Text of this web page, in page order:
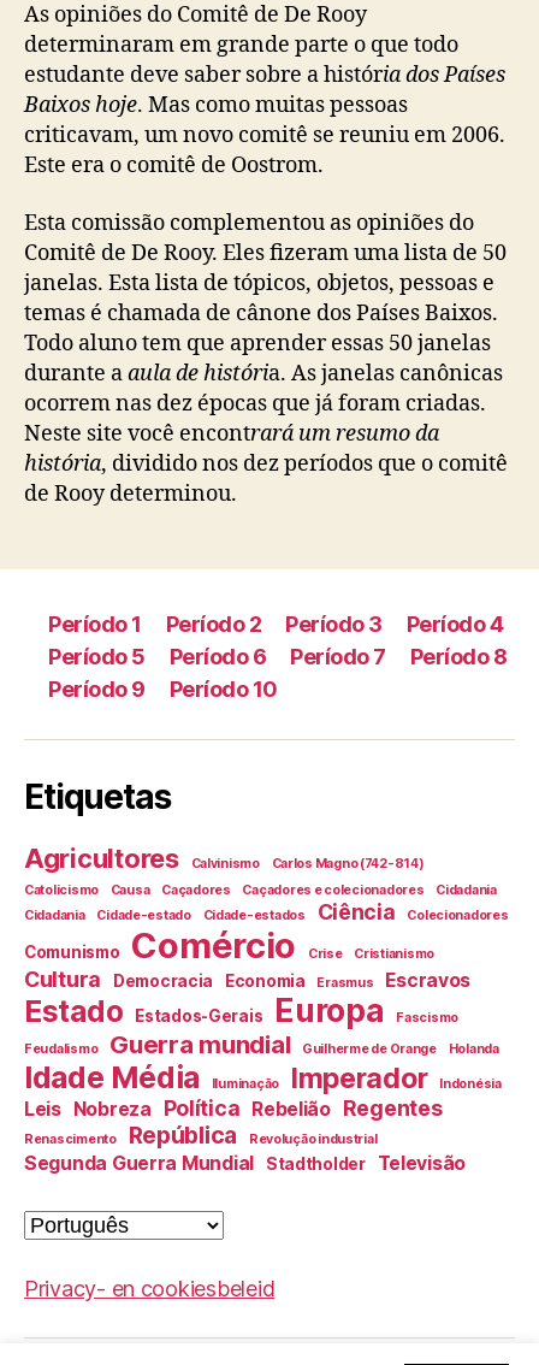
As opiniões do Comitê de De Rooy
determinaram em grande parte o que todo
estudante deve saber sobre a história dos Países
Baixos hoje. Mas como muitas pessoas
criticavam, um novo comitê se reuniu em 2006.
Este era o comitê de Oostrom.
Esta comissão complementou as opiniões do
Comitê de De Rooy. Eles fizeram uma lista de 50
janelas. Esta lista de tópicos, objetos, pessoas e
temas é chamada de cânone dos Países Baixos.
Todo aluno tem que aprender essas 50 janelas
durante aaula de história. As janelas canônicas
ocorrem nas dez épocas que já foram criadas.
Neste site você encontrará um resumo da
história, dividido nos dez períodos que o comitê
de Rooy determinou.
Período 1 Período 2 Período 3
Período 4
Período 5
Período 6 Período 7
Período 8
Período 9
Período 10
Etiquetas
Agricultores Calvinismo
Carlos Magno (742-814)
Catolicismo
Causa Caçadores Caçadores e colecionadores
Cidadania
Cidadania
Cidade-estado Cidade-estados Ciência Colecionadores
Comunismo Comércio Crise Cristianismo
Cultura Democracia Economia Erasmus Escravos
Estado Estados-Gerais Europa
Fascismo
Feudalismo
Guerra mundial Guilherme de Orange Holanda
Idade Média Iluminação Imperador Indonésia
Leis Nobreza Política Rebelião Regentes
Renascimento República Revolução industrial
Segunda Guerra Mundial Stadtholder Televisão
Escolha
um
Privacy- en cookiesbeleid